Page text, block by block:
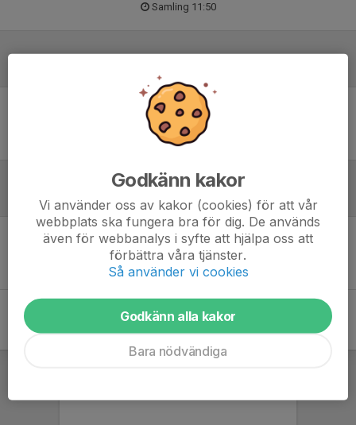
Samling 11:50
Ingen uppställning ifylld
Referat
Inget referat skrivet
Godkänn kakor
Vi använder oss av kakor (cookies) för att vår
webbplats ska fungera bra för dig. De används
även för webbanalys i syfte att hjälpa oss att
förbättra våra tjänster.
Så använder vi cookies
Godkänn alla kakor
Bara nödvändiga